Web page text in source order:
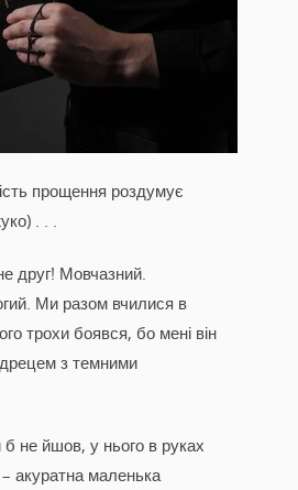
прощення роздумує
. . .
друг! Мовчазний.
Ми разом вчилися в
трохи боявся, бо мені він
з темними
не йшов, у нього в руках
акуратна маленька